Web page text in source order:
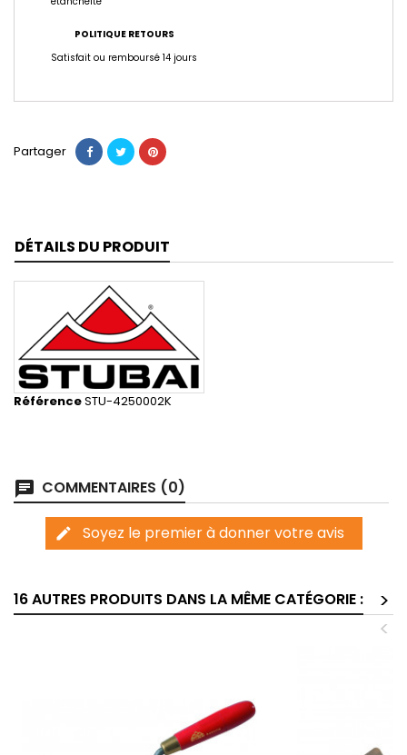
POLITIQUE RETOURS
Satisfait ou remboursé 14 jours
Partager
DÉTAILS DU PRODUIT
RéférenceSTU-4250002K
chat COMMENTAIRES (0)
edit Soyez le premier à donner votre avis
16 AUTRES PRODUITS DANS LA MÊME CATÉGORIE :
>
<